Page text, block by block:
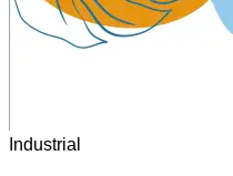
Industrial